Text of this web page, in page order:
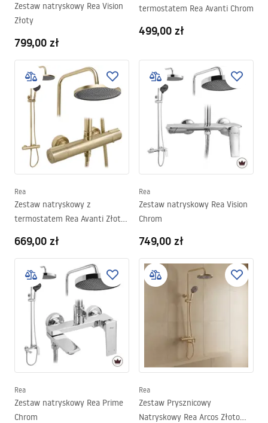
Zestaw natryskowy Rea Vision
Złoty
799,00 zł
termostatem Rea Avanti Chrom
499,00 zł
Rea
Zestaw natryskowy z
termostatem Rea Avanti Złoty
669,00 zł
Rea
Zestaw natryskowy Rea Vision
Chrom
749,00 zł
Rea
Zestaw natryskowy Rea Prime
Chrom
Rea
Zestaw Prysznicowy
Natryskowy Rea Arcos Złoto